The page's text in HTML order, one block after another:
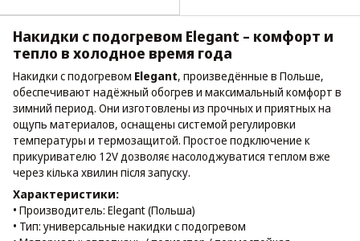
Накидки с подогревом Elegant – комфорт и
тепло в холодное время года
Накидки с подогревом Elegant, произведённые в Польше,
обеспечивают надёжный обогрев и максимальный комфорт в
зимний период. Они изготовлены из прочных и приятных на
ощупь материалов, оснащены системой регулировки
температуры и термозащитой. Простое подключение к
прикуривателю 12V дозволяє насолоджуватися теплом вже
через кілька хвилин після запуску.
Характеристики:
• Производитель: Elegant (Польша)
• Тип: универсальные накидки с подогревом